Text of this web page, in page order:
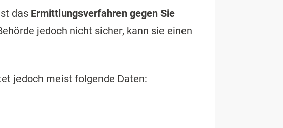
das Ermittlungsverfahren gegen Sie
jedoch nicht sicher, kann sie einen
jedoch meist folgende Daten: